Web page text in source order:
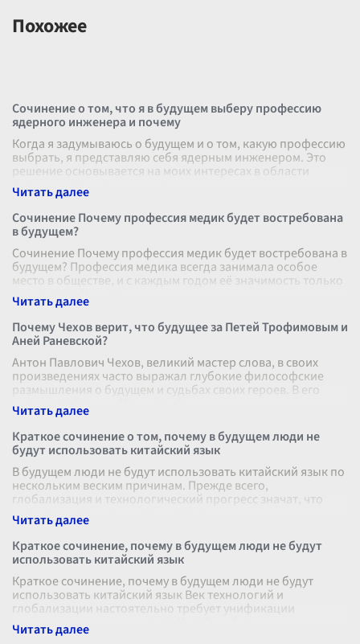
Похожее
Сочинение о том, что я в будущем выберу профессию
ядерного инженера и почему
Когда я задумываюсь о будущем и о том, какую профессию
выбрать, я представляю себя ядерным инженером. Это
решение основывается на моих интересах в области
физики и стремлении внест
Сочинение Почему профессия медик будет востребована
в будущем?
Сочинение Почему профессия медик будет востребована в
будущем? Профессия медика всегда занимала особое
место в обществе, и с каждым годом её значимость только
возрастает. Мир стре
Почему Чехов верит, что будущее за Петей Трофимовым и
Аней Раневской?
Антон Павлович Чехов, великий мастер слова, в своих
произведениях часто выражал глубокие философские
размышления о будущем и судьбах своих героев. В его
знаменитой пьесе "Вишнёвый
Краткое сочинение о том, почему в будущем люди не
будут использовать китайский язык
В будущем люди не будут использовать китайский язык по
нескольким веским причинам. Прежде всего,
глобализация и технологический прогресс значат, что
знания и информация становятся
Краткое сочинение, почему в будущем люди не будут
использовать китайский язык
Краткое сочинение, почему в будущем люди не будут
использовать китайский язык Век технологий и
глобализации настоятельно требует унификации
коммуникационных средств. Китайский язы